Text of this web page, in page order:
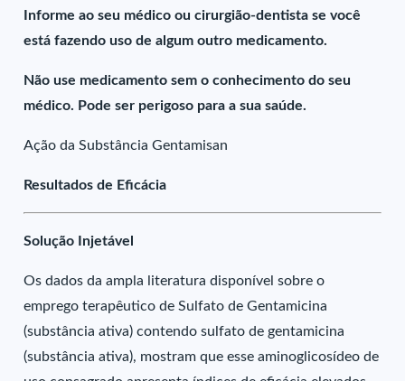
Informe ao seu médico ou cirurgião-dentista se você
está fazendo uso de algum outro medicamento.
Não use medicamento sem o conhecimento do seu
médico. Pode ser perigoso para a sua saúde.
Ação da Substância Gentamisan
Resultados de Eficácia
Solução Injetável
Os dados da ampla literatura disponível sobre o
emprego terapêutico de Sulfato de Gentamicina
(substância ativa) contendo sulfato de gentamicina
(substância ativa), mostram que esse aminoglicosídeo de